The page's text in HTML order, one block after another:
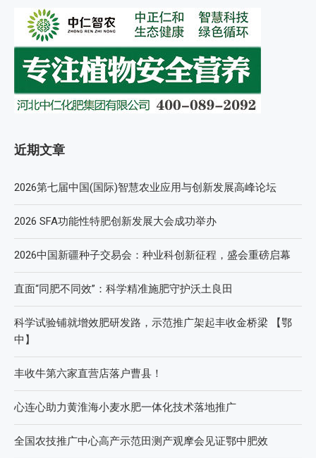
近期文章
2026第七届中国(国际)智慧农业应用与创新发展高峰论坛
2026 SFA功能性特肥创新发展大会成功举办
2026中国新疆种子交易会：种业科创新征程，盛会重磅启幕
直面“同肥不同效”：科学精准施肥守护沃土良田
科学试验铺就增效肥研发路，示范推广架起丰收金桥梁 【鄂
中】
丰收牛第六家直营店落户曹县！
心连心助力黄淮海小麦水肥一体化技术落地推广
全国农技推广中心高产示范田测产观摩会见证鄂中肥效